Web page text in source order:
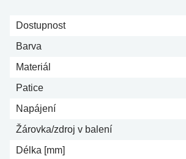
Dostupnost
Barva
Materiál
Patice
Napájení
Žárovka/zdroj v balení
Délka [mm]